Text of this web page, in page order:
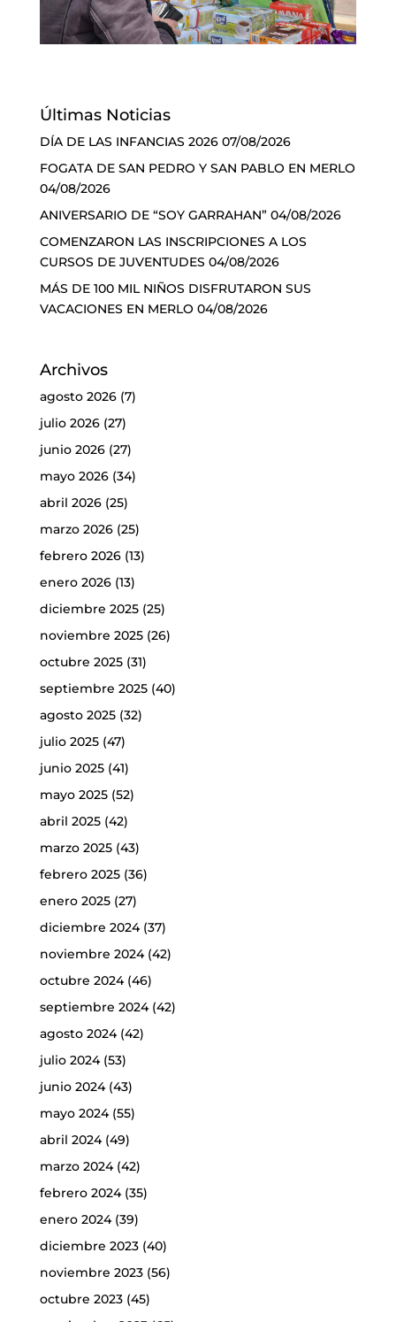
Últimas Noticias
DÍA DE LAS INFANCIAS 2026 07/08/2026
FOGATA DE SAN PEDRO Y SAN PABLO EN MERLO
04/08/2026
ANIVERSARIO DE “SOY GARRAHAN” 04/08/2026
COMENZARON LAS INSCRIPCIONES A LOS
CURSOS DE JUVENTUDES 04/08/2026
MÁS DE 100 MIL NIÑOS DISFRUTARON SUS
VACACIONES EN MERLO 04/08/2026
Archivos
agosto 2026(7)
julio 2026(27)
junio 2026(27)
mayo 2026(34)
abril 2026(25)
marzo 2026(25)
febrero 2026(13)
enero 2026(13)
diciembre 2025(25)
noviembre 2025(26)
octubre 2025(31)
septiembre 2025(40)
agosto 2025(32)
julio 2025(47)
junio 2025(41)
mayo 2025(52)
abril 2025(42)
marzo 2025(43)
febrero 2025(36)
enero 2025(27)
diciembre 2024(37)
noviembre 2024(42)
octubre 2024(46)
septiembre 2024(42)
agosto 2024(42)
julio 2024(53)
junio 2024(43)
mayo 2024(55)
abril 2024(49)
marzo 2024(42)
febrero 2024(35)
enero 2024(39)
diciembre 2023(40)
noviembre 2023(56)
octubre 2023(45)